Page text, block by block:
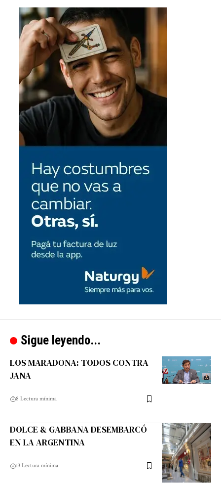
Sigue leyendo...
LOS MARADONA: TODOS CONTRA
JANA
8 Lectura mínima
DOLCE & GABBANA DESEMBARCÓ
EN LA ARGENTINA
13 Lectura mínima